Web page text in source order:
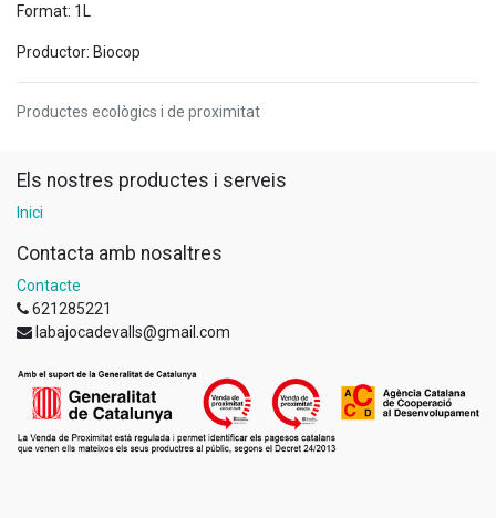
Format: 1L
Productor: Biocop
Productes ecològics i de proximitat
Els nostres productes i serveis
Inici
Contacta amb nosaltres
Contacte
621285221
labajocadevalls@gmail.com